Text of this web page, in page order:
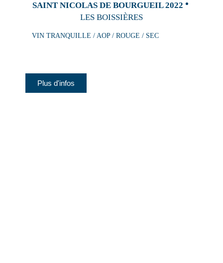
SAINT NICOLAS DE BOURGUEIL 2022
LES BOISSIÈRES
VIN TRANQUILLE / AOP / ROUGE / SEC
Plus d'infos